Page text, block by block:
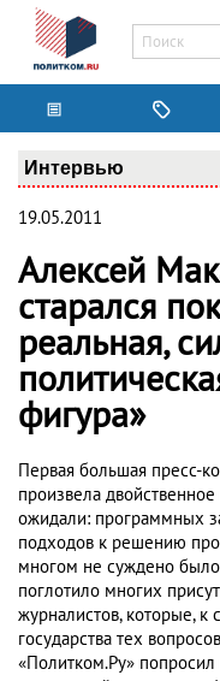
Интервью
19.05.2011
Алексей
старался
реальная,
фигура»
Первая большая пресс-
произвела
ожидали: программных
подходов к решению
многом не суждено
поглотило многих
журналистов, которые, к
государства тех
«Политком.Ру»